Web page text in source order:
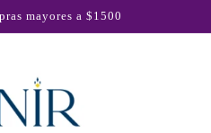
mayores a $1500